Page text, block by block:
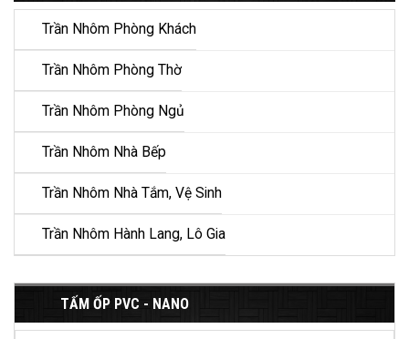
Trần Nhôm Phòng Khách
Trần Nhôm Phòng Thờ
Trần Nhôm Phòng Ngủ
Trần Nhôm Nhà Bếp
Trần Nhôm Nhà Tắm, Vệ Sinh
Trần Nhôm Hành Lang, Lô Gia
TẤM ỐP PVC - NANO